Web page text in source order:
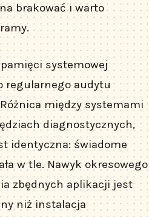
brakować i warto
systemowej
regularnego audytu
między systemami
diagnostycznych,
identyczna: świadome
w tle. Nawyk okresowego
zbędnych aplikacji jest
niż instalacja